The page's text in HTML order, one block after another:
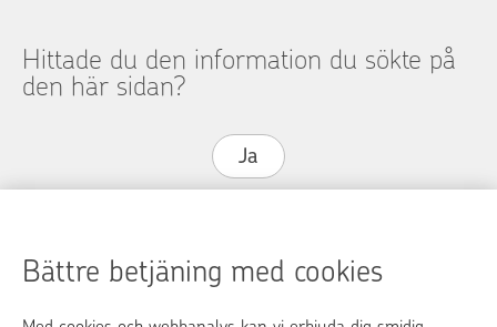
Bättre betjäning med cookies
Hittade du den information du sökte på
den här sidan?
Ja